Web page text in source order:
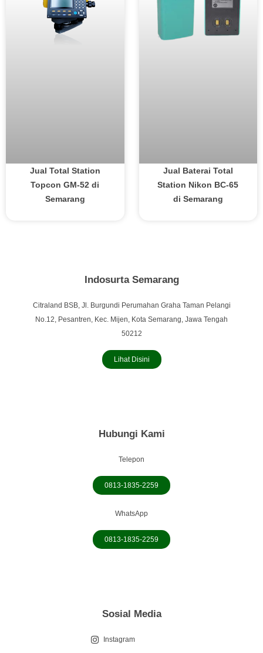
Jual Total Station
Topcon GM-52 di
Semarang
Jual Baterai Total
Station Nikon BC-65
di Semarang
Indosurta Semarang
Citraland BSB, Jl. Burgundi Perumahan Graha Taman Pelangi
No.12, Pesantren, Kec. Mijen, Kota Semarang, Jawa Tengah
50212
Lihat Disini
Hubungi Kami
Telepon
0813-1835-2259
WhatsApp
0813-1835-2259
Sosial Media
Instagram